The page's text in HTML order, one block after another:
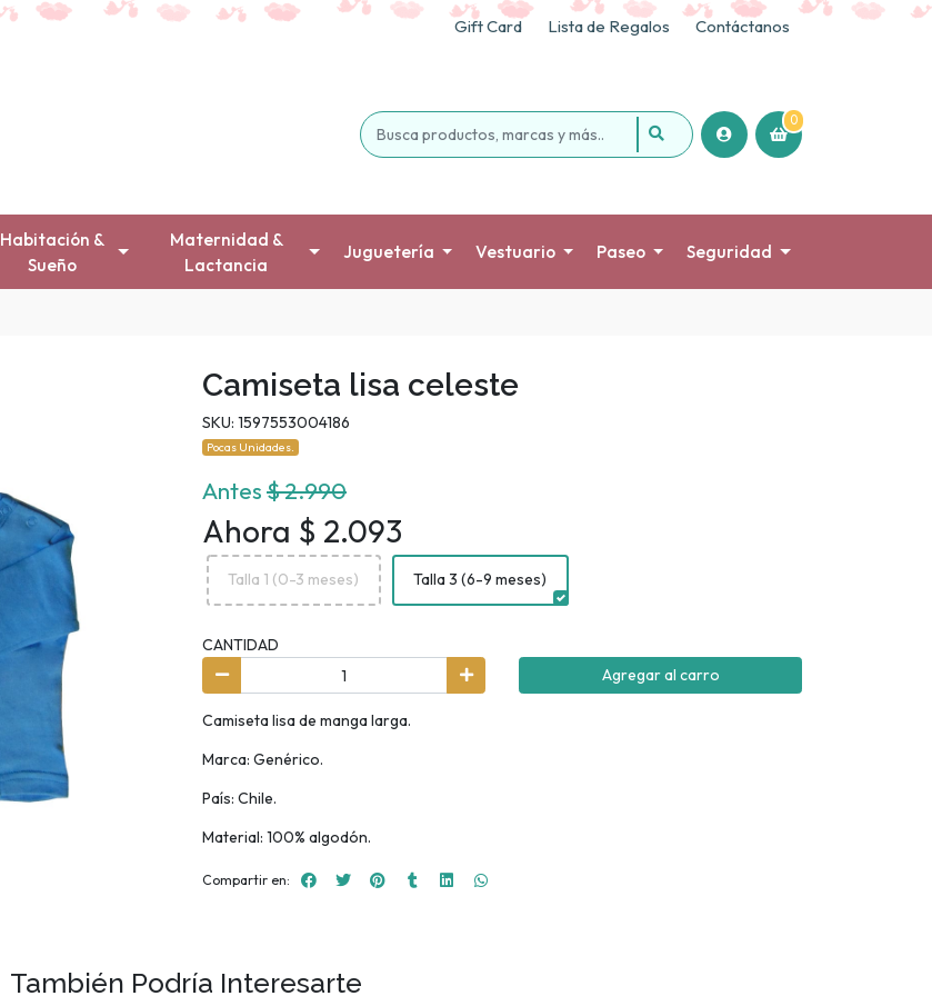
Gift Card Lista de Regalos Contáctanos
0
Habitación &
Sueño
Maternidad &
Lactancia
Juguetería Vestuario Paseo Seguridad
Camiseta lisa celeste
SKU: 1597553004186
Pocas Unidades.
Antes$ 2.990
Ahora $ 2.093
Talla 1 (0-3 meses) Talla 3 (6-9 meses)
CANTIDAD
Agregar al carro
Camiseta lisa de manga larga.
Marca: Genérico.
País: Chile.
Material: 100% algodón.
Compartir en:
También Podría Interesarte